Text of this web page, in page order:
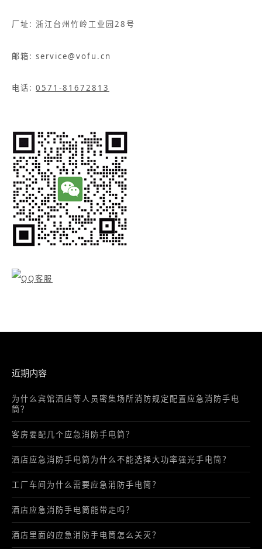
厂址: 浙江台州竹岭工业园28号
邮箱: service@vofu.cn
电话: 0571-81672813
近期内容
为什么宾馆酒店等人员密集场所消防规定配置应急消防手电
筒？
客房要配几个应急消防手电筒？
酒店应急消防手电筒为什么不能选择大功率强光手电筒？
工厂车间为什么需要应急消防手电筒？
酒店应急消防手电筒能带走吗？
酒店里面的应急消防手电筒怎么关灭？